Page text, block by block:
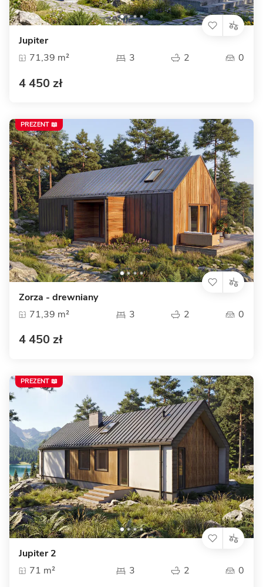
Jupiter
71,39 m²
3 2 0
4 450 zł
Zorza - drewniany
71,39 m²
3 2 0
4 450 zł
PREZENT 📖
Jupiter 2
71 m²
3 2 0
PREZENT 📖